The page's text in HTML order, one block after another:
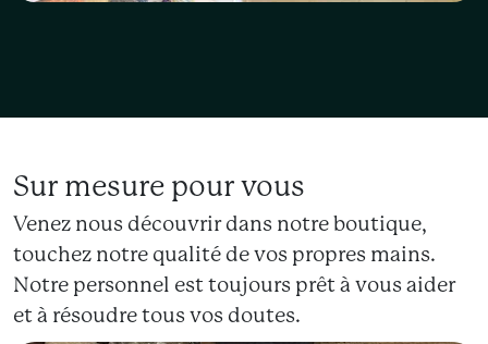
Sur mesure pour vous
Venez nous découvrir dans notre boutique,
touchez notre qualité de vos propres mains.
Notre personnel est toujours prêt à vous aider
et à résoudre tous vos doutes.